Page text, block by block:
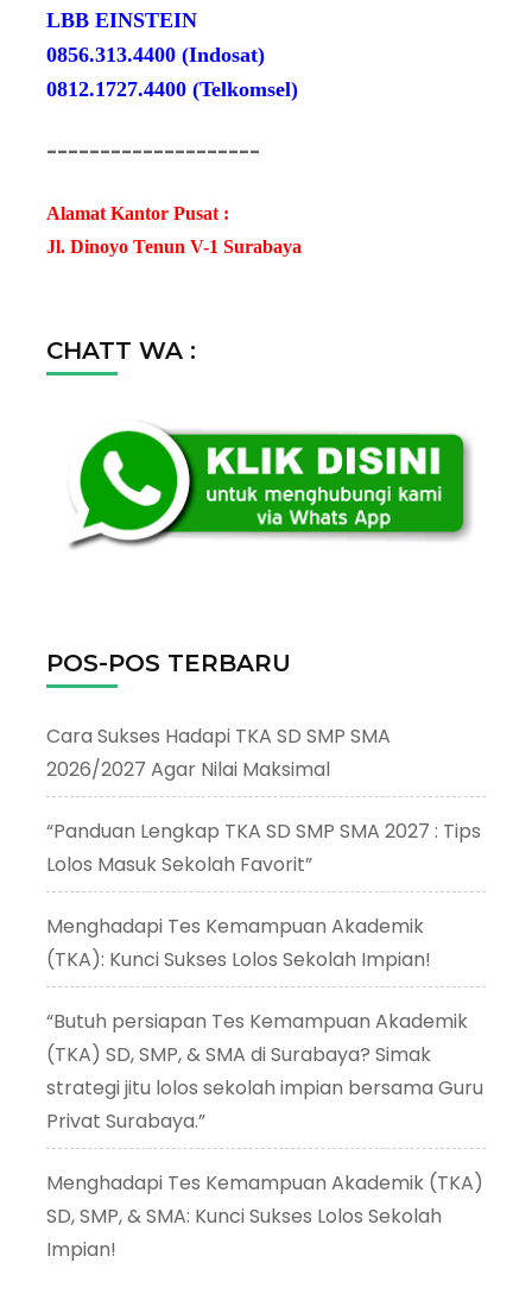
LBB EINSTEIN
0856.313.4400 (Indosat)
0812.1727.4400 (Telkomsel)
--------------------
Alamat Kantor Pusat :
Jl. Dinoyo Tenun V-1 Surabaya
CHATT WA :
POS-POS TERBARU
Cara Sukses Hadapi TKA SD SMP SMA
2026/2027 Agar Nilai Maksimal
“Panduan Lengkap TKA SD SMP SMA 2027 : Tips
Lolos Masuk Sekolah Favorit”
Menghadapi Tes Kemampuan Akademik
(TKA): Kunci Sukses Lolos Sekolah Impian!
“Butuh persiapan Tes Kemampuan Akademik
(TKA) SD, SMP, & SMA di Surabaya? Simak
strategi jitu lolos sekolah impian bersama Guru
Privat Surabaya.”
Menghadapi Tes Kemampuan Akademik (TKA)
SD, SMP, & SMA: Kunci Sukses Lolos Sekolah
Impian!